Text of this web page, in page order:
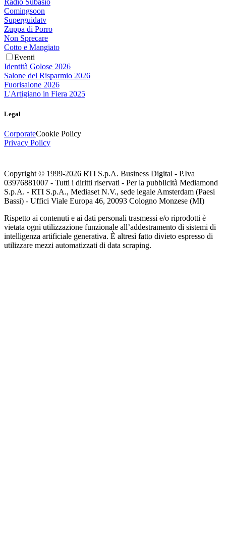
Radio Subasio
Comingsoon
Superguidatv
Zuppa di Porro
Non Sprecare
Cotto e Mangiato
Eventi
Identità Golose 2026
Salone del Risparmio 2026
Fuorisalone 2026
L'Artigiano in Fiera 2025
Legal
CorporateCookie Policy
Privacy Policy
Copyright © 1999-2026 RTI S.p.A. Business Digital - P.Iva
03976881007 - Tutti i diritti riservati - Per la pubblicità Mediamond
S.p.A. - RTI S.p.A., Mediaset N.V., sede legale Amsterdam (Paesi
Bassi) - Uffici Viale Europa 46, 20093 Cologno Monzese (MI)
Rispetto ai contenuti e ai dati personali trasmessi e/o riprodotti è
vietata ogni utilizzazione funzionale all’addestramento di sistemi di
intelligenza artificiale generativa. È altresì fatto divieto espresso di
utilizzare mezzi automatizzati di data scraping.